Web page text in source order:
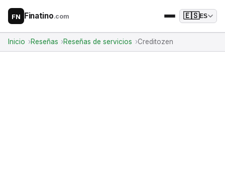
FN Finatino.com 🇪🇸ES
Inicio Reseñas Reseñas de servicios Creditozen